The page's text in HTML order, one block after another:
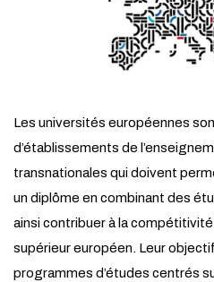
Les universités européennes
d’établissements de
transnationales qui doivent
un diplôme en combinant des
ainsi contribuer à la
supérieur européen. Leur
programmes d’études centrés